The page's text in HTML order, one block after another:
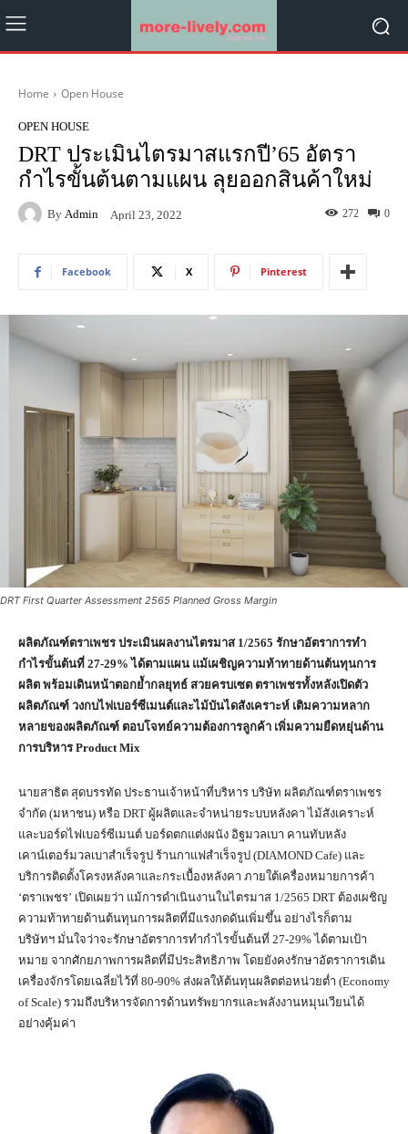
Home Open House
OPEN HOUSE
DRT ประเมินไตรมาสแรกปี’65 อัตรา
กำไรขั้นต้นตามแผน ลุยออกสินค้าใหม่
By Admin April 23, 2022 0
272
Facebook X Pinterest
DRT First Quarter Assessment 2565 Planned Gross Margin
ผลิตภัณฑ์ตราเพชร ประเมินผลงานไตรมาส 1/2565 รักษาอัตราการทำ
กำไรขั้นต้นที่ 27-29% ได้ตามแผน แม้เผชิญความท้าทายด้านต้นทุนการ
ผลิต พร้อมเดินหน้าตอกย้ำกลยุทธ์ สวยครบเซต ตราเพชรทั้งหลังเปิดตัว
ผลิตภัณฑ์ วงกบไฟเบอร์ซีเมนต์และไม้บันไดสังเคราะห์ เติมความหลาก
หลายของผลิตภัณฑ์ ตอบโจทย์ความต้องการลูกค้า เพิ่มความยืดหยุ่นด้าน
การบริหาร Product Mix
นายสาธิต สุดบรรทัด ประธานเจ้าหน้าที่บริหาร บริษัท ผลิตภัณฑ์ตราเพชร
จำกัด (มหาชน) หรือ DRT ผู้ผลิตและจำหน่ายระบบหลังคา ไม้สังเคราะห์
และบอร์ดไฟเบอร์ซีเมนต์ บอร์ดตกแต่งผนัง อิฐมวลเบา คานทับหลัง
เคาน์เตอร์มวลเบาสำเร็จรูป ร้านกาแฟสำเร็จรูป (DIAMOND Cafe) และ
บริการติดตั้งโครงหลังคาและกระเบื้องหลังคา ภายใต้เครื่องหมายการค้า
‘ตราเพชร’ เปิดเผยว่า แม้การดำเนินงานในไตรมาส 1/2565 DRT ต้องเผชิญ
ความท้าทายด้านต้นทุนการผลิตที่มีแรงกดดันเพิ่มขึ้น อย่างไรก็ตาม
บริษัทฯ มั่นใจว่าจะรักษาอัตราการทำกำไรขั้นต้นที่ 27-29% ได้ตามเป้า
หมาย จากศักยภาพการผลิตที่มีประสิทธิภาพ โดยยังคงรักษาอัตราการเดิน
เครื่องจักรโดยเฉลี่ยไว้ที่ 80-90% ส่งผลให้ต้นทุนผลิตต่อหน่วยต่ำ (Economy
of Scale) รวมถึงบริหารจัดการด้านทรัพยากรและพลังงานหมุนเวียนได้
อย่างคุ้มค่า